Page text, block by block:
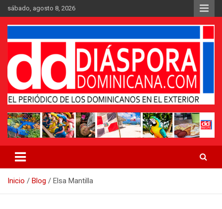
Saltar
al
contenido
sábado, agosto 8, 2026
Periódico Diáspora Dominicana
Inicio Blog Elsa Mantilla